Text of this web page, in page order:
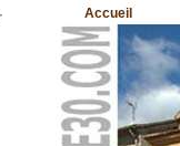
Accueil